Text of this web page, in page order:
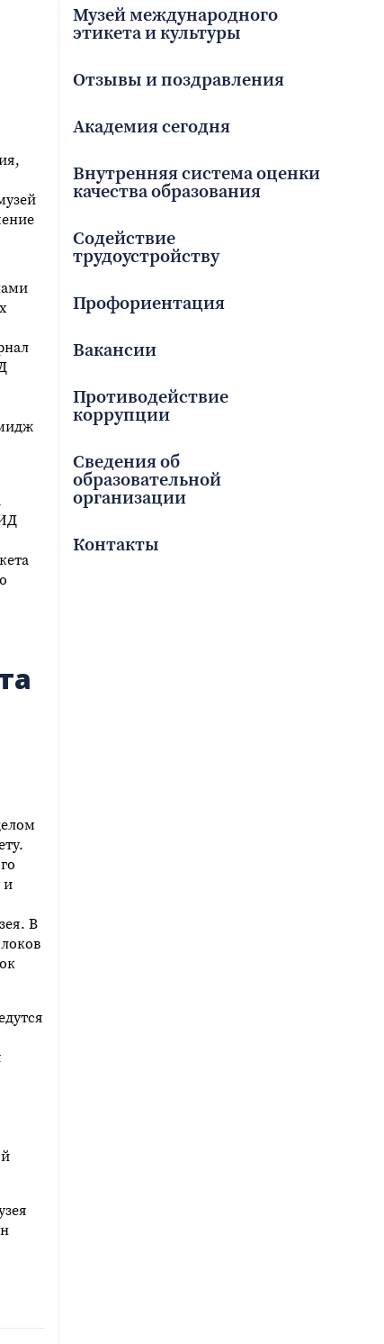
и
В
Музей международного
этикета и культуры
Отзывы и поздравления
Академия сегодня
Внутренняя система оценки
качества образования
Содействие
трудоустройству
Профориентация
Вакансии
Противодействие
коррупции
Сведения об
образовательной
организации
Контакты